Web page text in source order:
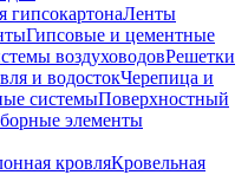
Ленты
Гипсовые и цементные
воздуховодовРешетки
и водостокЧерепица и
системыПоверхностный
элементы
кровляКровельная